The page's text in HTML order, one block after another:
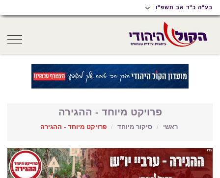
תפריט
נגישות
תפריט
ראשי
תוכן
ראשי
בע"ה כ"ד אב תשפ"ו
פרויקט מיוחד - ההגירה
ראשי סיקור מיוחד פרויקט מיוחד - ההגירה